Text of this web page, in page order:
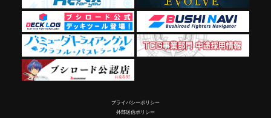
プライバシーポリシー
外部送信ポリシー